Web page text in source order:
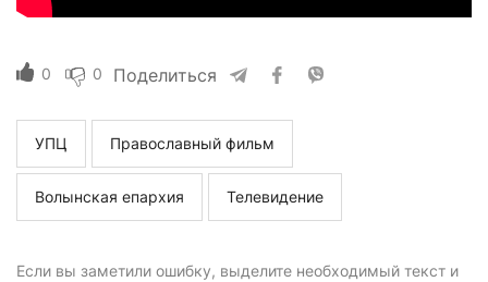
0 0 Поделиться
УПЦ Православный фильм
Волынская епархия Телевидение
Если вы заметили ошибку, выделите необходимый текст и